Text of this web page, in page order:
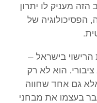
מעניק לו יתרון
הפסיכולוגיה של
בישראל –
הוא לא רק
גם אחד שחווה
בעצמו את מבחני